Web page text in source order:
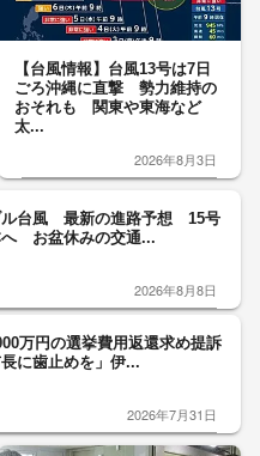
【台風情報】台風13号は7日
ごろ沖縄に直撃 勢力維持の
おそれも 関東や東海など
太...
2026年8月3日
ル台風 最新の進路予想 15号
へ お盆休みの交通...
2026年8月8日
万円の選挙費用返還求め提訴
長に歯止めを」伊...
2026年7月31日